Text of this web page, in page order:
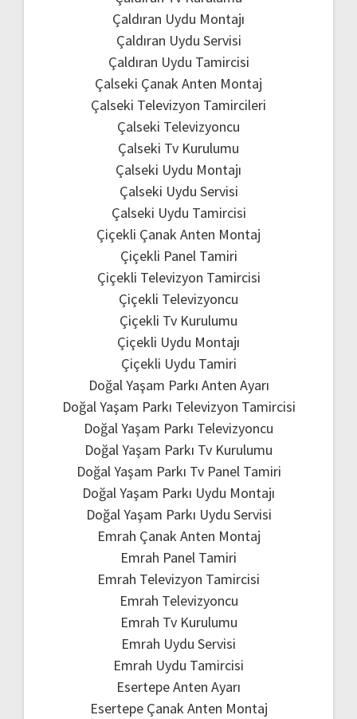
Çaldıran Uydu Montajı
Çaldıran Uydu Servisi
Çaldıran Uydu Tamircisi
Çalseki Çanak Anten Montaj
Çalseki Televizyon Tamircileri
Çalseki Televizyoncu
Çalseki Tv Kurulumu
Çalseki Uydu Montajı
Çalseki Uydu Servisi
Çalseki Uydu Tamircisi
Çiçekli Çanak Anten Montaj
Çiçekli Panel Tamiri
Çiçekli Televizyon Tamircisi
Çiçekli Televizyoncu
Çiçekli Tv Kurulumu
Çiçekli Uydu Montajı
Çiçekli Uydu Tamiri
Doğal Yaşam Parkı Anten Ayarı
Doğal Yaşam Parkı Televizyon Tamircisi
Doğal Yaşam Parkı Televizyoncu
Doğal Yaşam Parkı Tv Kurulumu
Doğal Yaşam Parkı Tv Panel Tamiri
Doğal Yaşam Parkı Uydu Montajı
Doğal Yaşam Parkı Uydu Servisi
Emrah Çanak Anten Montaj
Emrah Panel Tamiri
Emrah Televizyon Tamircisi
Emrah Televizyoncu
Emrah Tv Kurulumu
Emrah Uydu Servisi
Emrah Uydu Tamircisi
Esertepe Anten Ayarı
Esertepe Çanak Anten Montaj